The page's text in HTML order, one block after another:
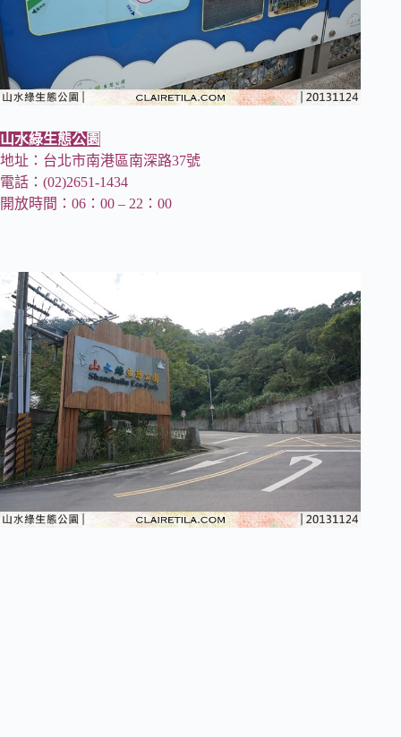
山水綠生態公園
地址：台北市南港區南深路37號
電話：(02)2651-1434
開放時間：06：00 – 22：00